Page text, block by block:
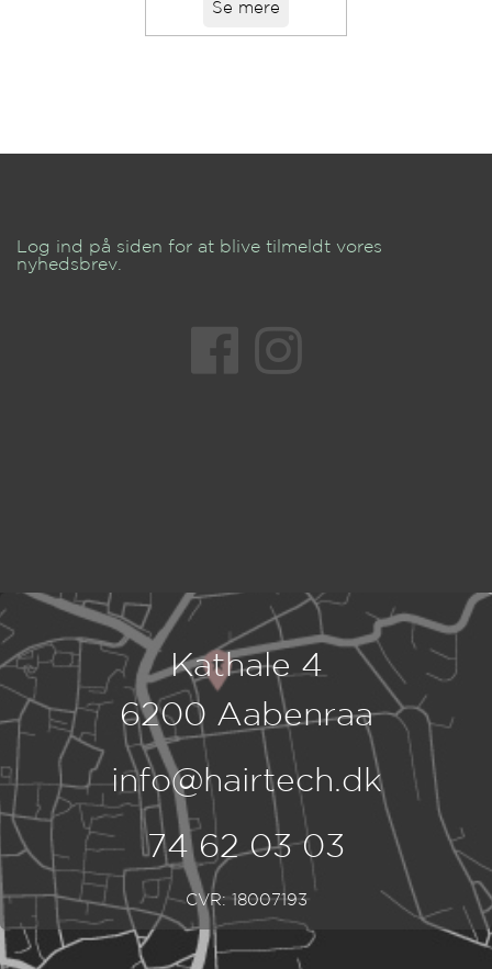
Se mere
Log ind på siden for at blive tilmeldt vores
nyhedsbrev.
Kathale 4
6200 Aabenraa
info@hairtech.dk
74 62 03 03
CVR: 18007193